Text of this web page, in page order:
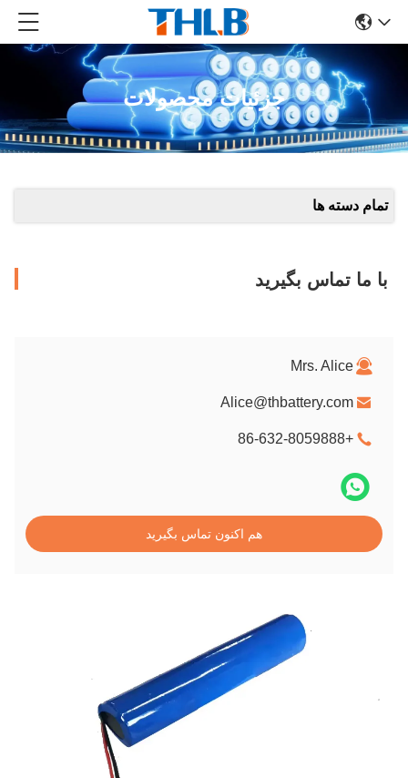
جزئیات محصولات
تمام دسته ها
با ما تماس بگیرید
Mrs. Alice
Alice@thbattery.com
+86-632-8059888
هم اکنون تماس بگیرید